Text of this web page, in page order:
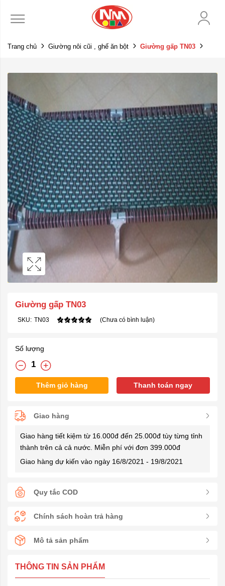
Trang chủ Giường nôi cũi , ghế ăn bột Giường gấp TN03
Giường gấp TN03
SKU: TN03 (Chưa có bình luận)
Số lượng
Thêm giỏ hàng Thanh toán ngay
Giao hàng
Giao hàng tiết kiệm từ 16.000đ đến 25.000đ tùy từng tỉnh
thành trên cả cả nước. Miễn phí với đơn 399.000đ
Giao hàng dự kiến vào ngày 16/8/2021 - 19/8/2021
Quy tắc COD
Chính sách hoàn trả hàng
Mô tả sản phẩm
THÔNG TIN SẢN PHẨM